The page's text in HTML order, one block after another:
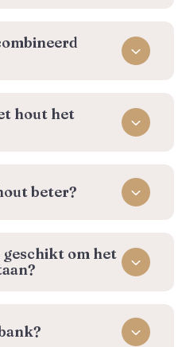
hout het
beter?
om het